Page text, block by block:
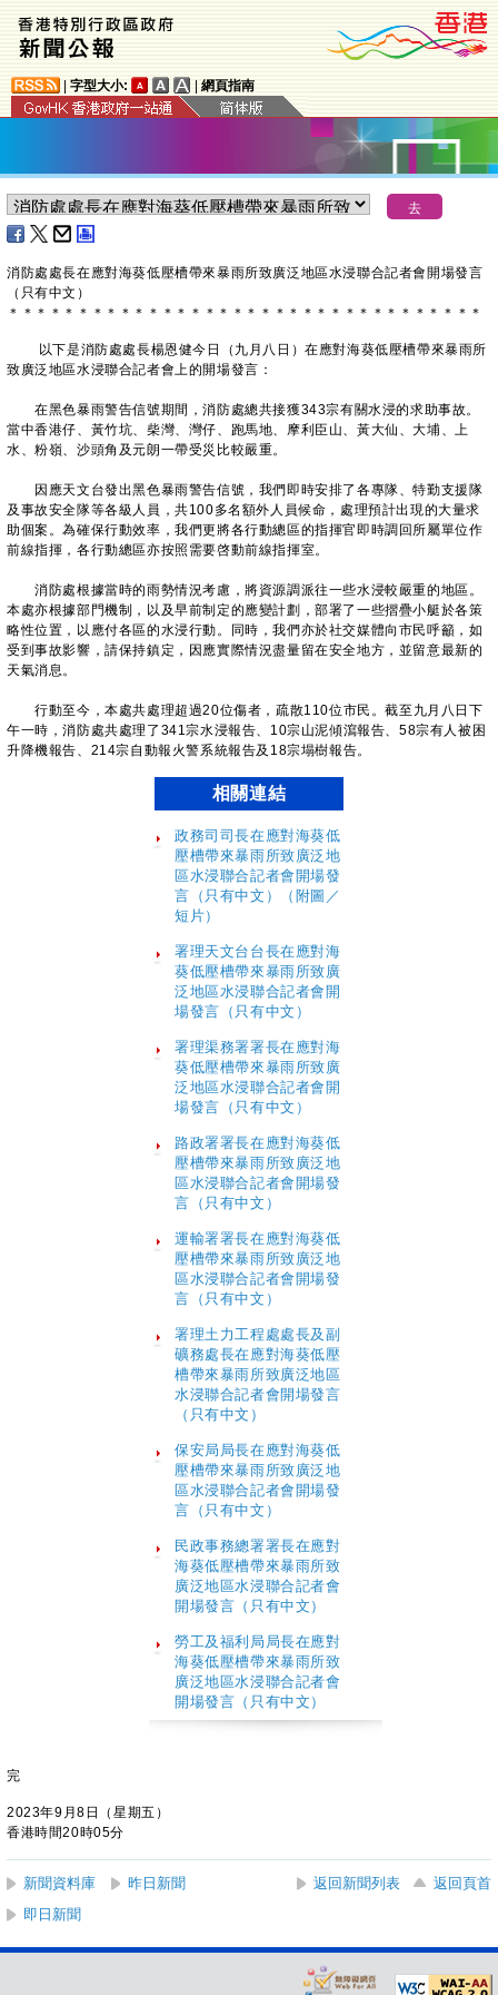
字型大小: 網頁指南
消防處處長在應對海葵低壓槽帶來暴雨所致廣泛地區水浸聯合記者會開場發言
（只有中文）
＊ ＊ ＊ ＊ ＊ ＊ ＊ ＊ ＊ ＊ ＊ ＊ ＊ ＊ ＊ ＊ ＊ ＊ ＊ ＊ ＊ ＊ ＊ ＊ ＊ ＊ ＊ ＊ ＊ ＊ ＊ ＊ ＊ ＊
​ 以下是消防處處長楊恩健今日（九月八日）在應對海葵低壓槽帶來暴雨所
致廣泛地區水浸聯合記者會上的開場發言：
在黑色暴雨警告信號期間，消防處總共接獲343宗有關水浸的求助事故。
當中香港仔、黃竹坑、柴灣、灣仔、跑馬地、摩利臣山、黃大仙、大埔、上
水、粉嶺、沙頭角及元朗一帶受災比較嚴重。
因應天文台發出黑色暴雨警告信號，我們即時安排了各專隊、特勤支援隊
及事故安全隊等各級人員，共100多名額外人員候命，處理預計出現的大量求
助個案。為確保行動效率，我們更將各行動總區的指揮官即時調回所屬單位作
前線指揮，各行動總區亦按照需要啓動前線指揮室。
消防處根據當時的雨勢情況考慮，將資源調派往一些水浸較嚴重的地區。
本處亦根據部門機制，以及早前制定的應變計劃，部署了一些摺疊小艇於各策
略性位置，以應付各區的水浸行動。同時，我們亦於社交媒體向市民呼籲，如
受到事故影響，請保持鎮定，因應實際情況盡量留在安全地方，並留意最新的
天氣消息。
行動至今，本處共處理超過20位傷者，疏散110位市民。截至九月八日下
午一時，消防處共處理了341宗水浸報告、10宗山泥傾瀉報告、58宗有人被困
升降機報告、214宗自動報火警系統報告及18宗塌樹報告。
相關連結
政務司司長在應對海葵低
壓槽帶來暴雨所致廣泛地
區水浸聯合記者會開場發
言（只有中文）（附圖／
短片）
署理天文台台長在應對海
葵低壓槽帶來暴雨所致廣
泛地區水浸聯合記者會開
場發言（只有中文）
署理渠務署署長在應對海
葵低壓槽帶來暴雨所致廣
泛地區水浸聯合記者會開
場發言（只有中文）
路政署署長在應對海葵低
壓槽帶來暴雨所致廣泛地
區水浸聯合記者會開場發
言（只有中文）
運輸署署長在應對海葵低
壓槽帶來暴雨所致廣泛地
區水浸聯合記者會開場發
言（只有中文）
署理土力工程處處長及副
礦務處長在應對海葵低壓
槽帶來暴雨所致廣泛地區
水浸聯合記者會開場發言
（只有中文）
保安局局長在應對海葵低
壓槽帶來暴雨所致廣泛地
區水浸聯合記者會開場發
言（只有中文）
民政事務總署署長在應對
海葵低壓槽帶來暴雨所致
廣泛地區水浸聯合記者會
開場發言（只有中文）
勞工及福利局局長在應對
海葵低壓槽帶來暴雨所致
廣泛地區水浸聯合記者會
開場發言（只有中文）
完
2023年9月8日（星期五）
香港時間20時05分
新聞資料庫 昨日新聞 返回新聞列表
返回頁首
即日新聞